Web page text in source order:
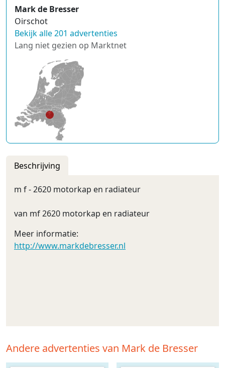
Mark de Bresser
Oirschot
Bekijk alle 201 advertenties
Lang niet gezien op Marktnet
Beschrijving
m f - 2620 motorkap en radiateur
van mf 2620 motorkap en radiateur
Meer informatie:
http://www.markdebresser.nl
Andere advertenties van Mark de Bresser